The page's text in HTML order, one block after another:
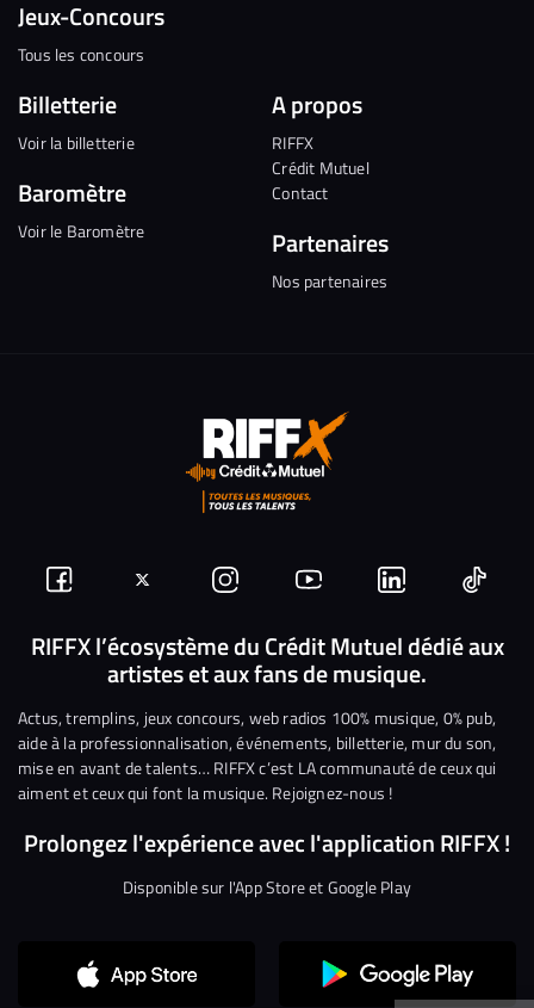
Continuer sans accepter
Jeux-Concours
Tous les concours
Billetterie
Voir la billetterie
Baromètre
Voir le Baromètre
A propos
RIFFX
Crédit Mutuel
Contact
Partenaires
Nos partenaires
Suivez-
nous
Facebook
Suivez-
nous
sur
Twitter
Nous
rejoindre
sur
Instagram
Nous
rejoindre
sur
YouTube
Nous
rejoindre
sur
Linkedin
Nous
RIFFX l’écosystème du Crédit Mutuel dédié aux
artistes et aux fans de musique.
Actus, tremplins, jeux concours, web radios 100% musique, 0% pub,
aide à la professionnalisation, événements, billetterie, mur du son,
mise en avant de talents… RIFFX c’est LA communauté de ceux qui
aiment et ceux qui font la musique. Rejoignez-nous !
Prolongez l'expérience avec l'application RIFFX !
Disponible sur l'App Store et Google Play